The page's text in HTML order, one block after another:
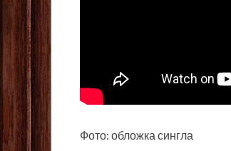
Фото: обложка сингла